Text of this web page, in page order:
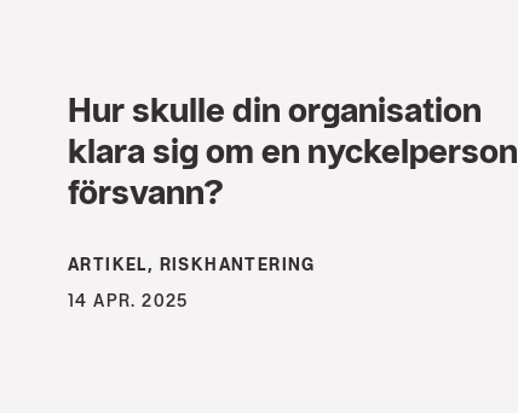
Hur skulle din organisation
klara sig om en nyckelperson
försvann?
ARTIKEL, RISKHANTERING
14 APR. 2025